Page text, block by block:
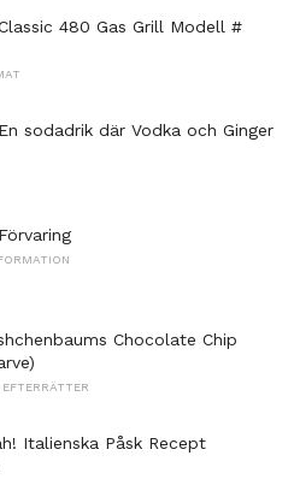
480 Gas Grill Modell #
sodadrik där Vodka och Ginger
Chocolate Chip
Italienska Påsk Recept